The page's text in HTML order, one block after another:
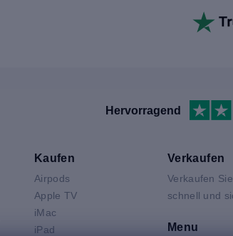
Hervorragend
Kaufen
Airpods
Apple TV
iMac
iPad
Verkaufen
Verkaufen
schnell und
Menu